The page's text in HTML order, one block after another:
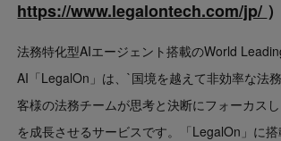
https://www.legalontech.com/jp/ ）
法務特化型AIエージェント搭載のWorld
AI「LegalOn」は、`国境を越えて非効率な法
客様の法務チームが思考と決断にフォーカス
を成長させるサービスです。「LegalOn」に